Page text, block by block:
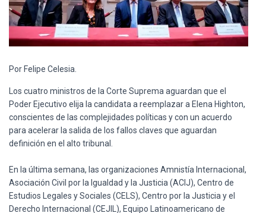
Por Felipe Celesia.
Los cuatro ministros de la Corte Suprema aguardan que el
Poder Ejecutivo elija la candidata a reemplazar a Elena Highton,
conscientes de las complejidades políticas y con un acuerdo
para acelerar la salida de los fallos claves que aguardan
definición en el alto tribunal.
En la última semana, las organizaciones Amnistía Internacional,
Asociación Civil por la Igualdad y la Justicia (ACIJ), Centro de
Estudios Legales y Sociales (CELS), Centro por la Justicia y el
Derecho Internacional (CEJIL), Equipo Latinoamericano de